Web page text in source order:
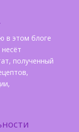
в этом блоге
полученный